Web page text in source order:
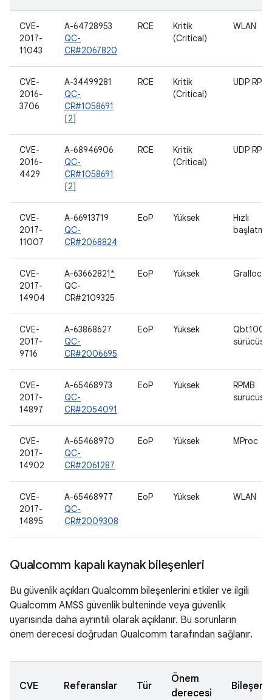
CVE-
2017-
11043
A-64728953
QC-
CR#2067820
RCE
Kritik
(Critical)
WLAN
CVE-
2016-
3706
A-34499281
QC-
CR#1058691
[2]
RCE
Kritik
(Critical)
UDP RPC
CVE-
2016-
4429
A-68946906
QC-
CR#1058691
[2]
RCE
Kritik
(Critical)
UDP RPC
CVE-
2017-
11007
A-66913719
QC-
CR#2068824
EoP Yüksek
Hızlı
başlatma
CVE-
2017-
14904
A-63662821*
QC-
CR#2109325
EoP Yüksek Gralloc
CVE-
2017-
9716
A-63868627
QC-
CR#2006695
EoP Yüksek
Qbt1000
sürücüsü
CVE-
2017-
14897
A-65468973
QC-
CR#2054091
EoP Yüksek
RPMB
sürücüsü
CVE-
2017-
14902
A-65468970
QC-
CR#2061287
EoP Yüksek MProc
CVE-
2017-
14895
A-65468977
QC-
CR#2009308
EoP Yüksek WLAN
Qualcomm kapalı kaynak bileşenleri
Bu güvenlik açıkları Qualcomm bileşenlerini etkiler ve ilgili
Qualcomm AMSS güvenlik bülteninde veya güvenlik
uyarısında daha ayrıntılı olarak açıklanır. Bu sorunların
önem derecesi doğrudan Qualcomm tarafından sağlanır.
CVE Referanslar Tür
Önem
derecesi
Bileşen